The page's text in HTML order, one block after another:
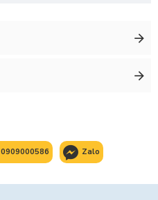
0909000586 Zalo